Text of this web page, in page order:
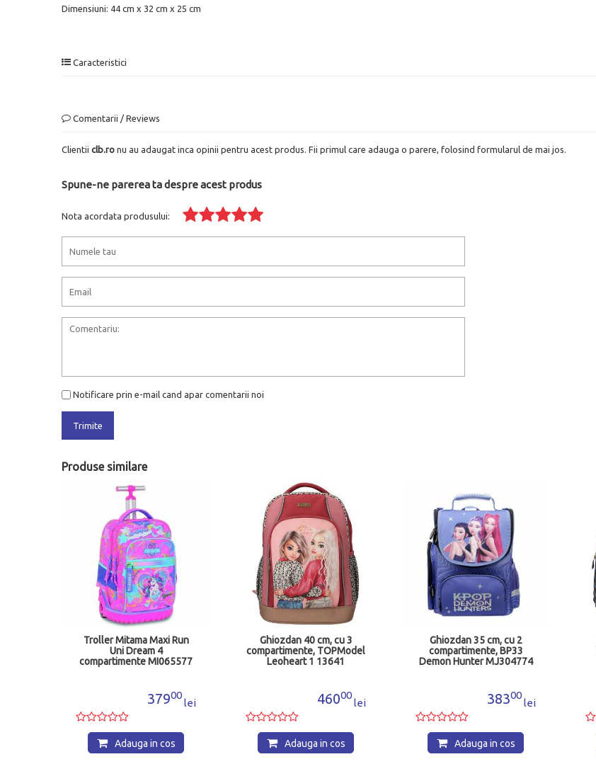
Dimensiuni: 44 cm x 32 cm x 25 cm
Caracteristici
Comentarii / Reviews
Clientii clb.ro nu au adaugat inca opinii pentru acest produs. Fii primul care adauga o parere, folosind formularul de mai jos.
Spune-ne parerea ta despre acest produs
Nota acordata produsului:
Notificare prin e-mail cand apar comentarii noi
Trimite
Produse similare
Troller Mitama Maxi Run
Uni Dream 4
compartimente MI065577
37900
lei
Adauga in cos
Ghiozdan 40 cm, cu 3
compartimente, TOPModel
Leoheart 1 13641
46000
lei
Adauga in cos
Ghiozdan 35 cm, cu 2
compartimente, BP33
Demon Hunter MJ304774
38300
lei
Adauga in cos